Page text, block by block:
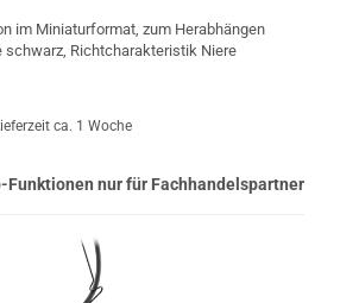
im Miniaturformat, zum Herabhängen
schwarz, Richtcharakteristik Niere
ca. 1 Woche
Funktionen nur für Fachhandelspartner